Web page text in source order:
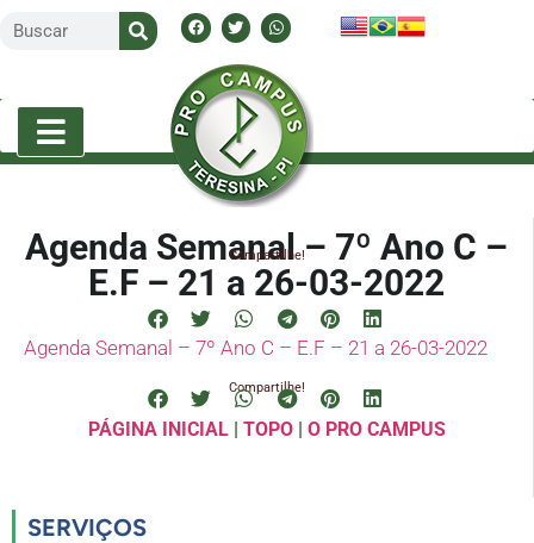
Agenda Semanal – 7º Ano C –
E.F – 21 a 26-03-2022
Compartilhe!
Agenda Semanal – 7º Ano C – E.F – 21 a 26-03-2022
Compartilhe!
PÁGINA INICIAL| TOPO| O PRO CAMPUS
SERVIÇOS